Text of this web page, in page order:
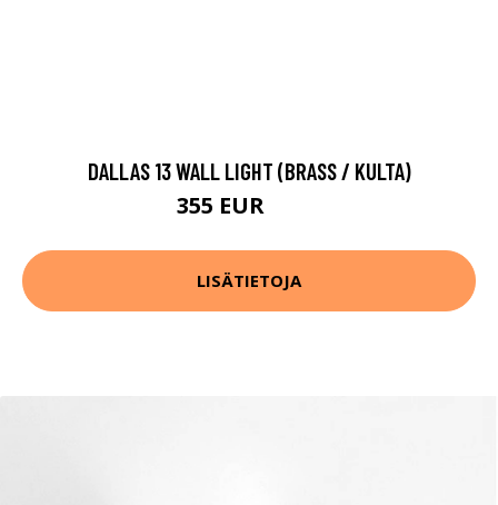
DALLAS 13 WALL LIGHT (BRASS / KULTA)
355 EUR
LISÄTIETOJA